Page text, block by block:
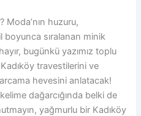
Moda’nın huzuru,
boyunca sıralanan minik
bugünkü yazımız toplu
Kadıköy travestilerini ve
hevesini anlatacak!
dağarcığında belki de
yağmurlu bir Kadıköy